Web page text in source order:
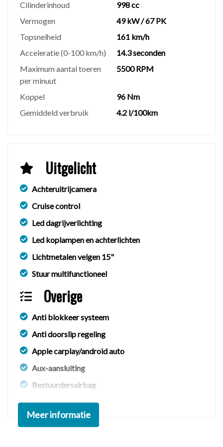
⚠️Disclaimer
AAN ONZE INTERNETSITE KUNNEN GEEN
ADVERTENTIES ZIJN ONDER VOORBEHOUD VAN
PUBLICATIEFOUTEN, CONTROLEER ZELF
ZORGVULDIG ALLE OPTIES WELKE MOGELIJK
UW KEUZE BIJ AANKOOP KUNNEN
BEINVLOEDEN.
Cilinderinhoud
998 cc
Vermogen
49 kW / 67 PK
Topsnelheid
161 km/h
Acceleratie (0-100 km/h)
14.3 seconden
Maximum aantal toeren
per minuut
5500 RPM
Koppel
96 Nm
Gemiddeld verbruik
4.2 l/100km
Uitgelicht
Achteruitrijcamera
Cruise control
Led dagrijverlichting
Led koplampen en achterlichten
Lichtmetalen velgen 15"
Stuur multifunctioneel
Overige
Anti blokkeer systeem
Anti doorslip regeling
Apple carplay/android auto
Aux-aansluiting
Bestuurdersairbag
Bluetooth
Brake assist system
Meer informatie